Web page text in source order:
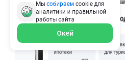
Мы собираем cookie для
аналитики и правильной
работы сайта
Окей